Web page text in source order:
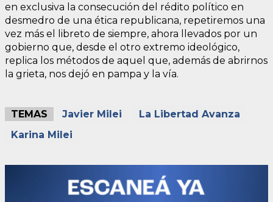
en exclusiva la consecución del rédito político en
desmedro de una ética republicana, repetiremos una
vez más el libreto de siempre, ahora llevados por un
gobierno que, desde el otro extremo ideológico,
replica los métodos de aquel que, además de abrirnos
la grieta, nos dejó en pampa y la vía.
TEMAS Javier Milei
La Libertad Avanza
Karina Milei